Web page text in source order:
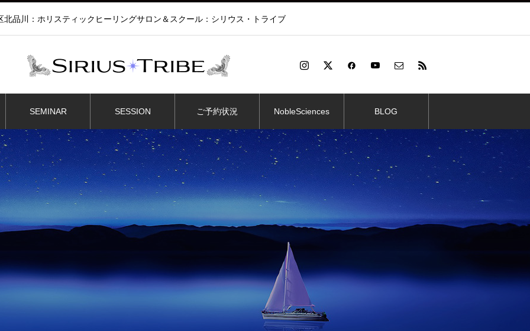
北品川：ホリスティックヒーリングサロン＆スクール：シリウス・トライブ
SEMINAR SESSION ご予約状況 NobleSciences BLOG